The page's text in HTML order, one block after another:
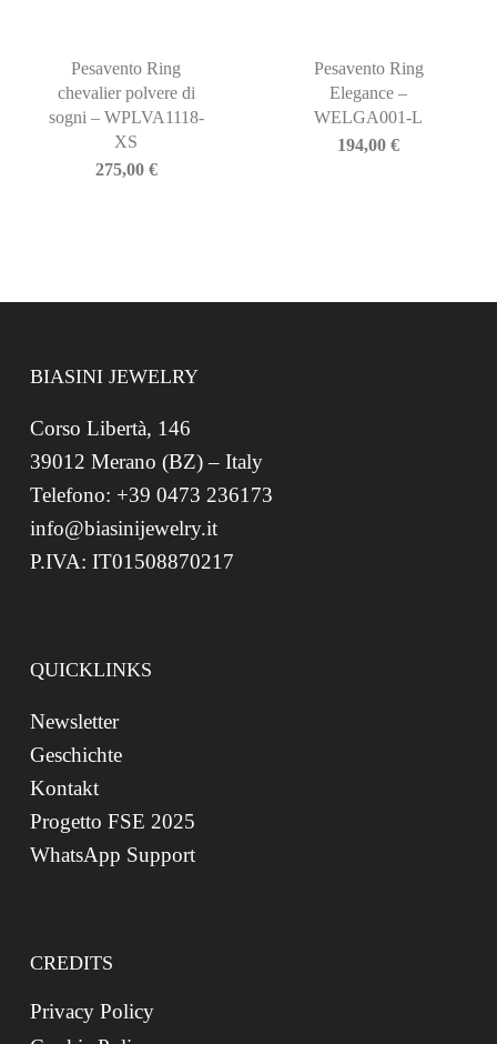
Pesavento Ring
chevalier polvere di
sogni – WPLVA1118-
XS
275,00 €
Pesavento Ring
Elegance –
WELGA001-L
194,00€
BIASINI JEWELRY
Corso Libertà, 146
39012 Merano (BZ) – Italy
Telefono: +39 0473 236173
info@biasinijewelry.it
P.IVA: IT01508870217
QUICKLINKS
Newsletter
Geschichte
Kontakt
Progetto FSE 2025
WhatsApp Support
CREDITS
Privacy Policy